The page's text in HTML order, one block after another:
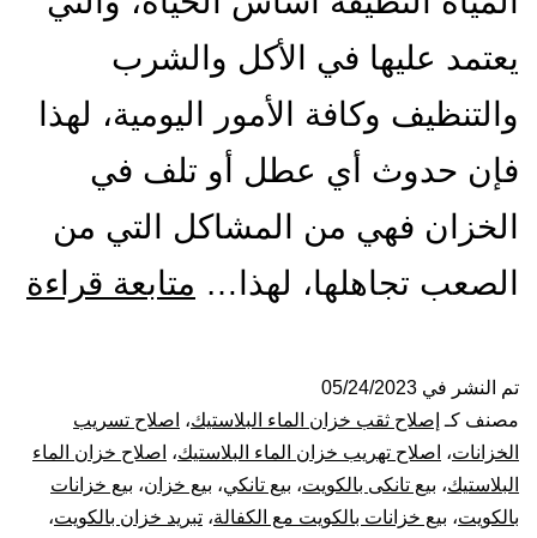
يعتمد عليها في الأكل والشرب
والتنظيف وكافة الأمور اليومية، لهذا
فإن حدوث أي عطل أو تلف في
الخزان فهي من المشاكل التي من
الصعب تجاهلها، لهذا… متابعة قراءة
تم النشر في 05/24/2023
مصنف كـ إصلاح ثقب خزان الماء البلاستيك، اصلاح تسريب
الخزانات، اصلاح تهريب خزان الماء البلاستيك، اصلاح خزان الماء
البلاستيك، بيع تانكى بالكويت، بيع تانكي، بيع خزان، بيع خزانات
بالكويت، بيع خزانات بالكويت مع الكفالة، تبريد خزان بالكويت،